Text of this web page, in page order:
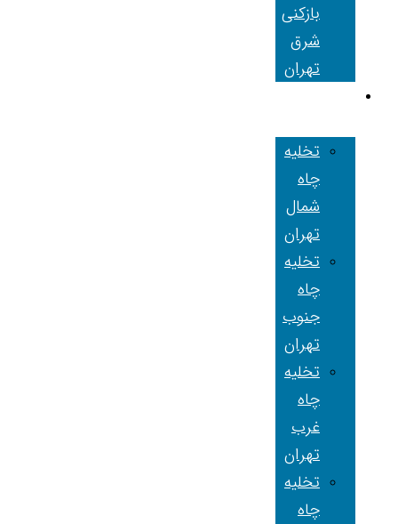
بازکنی
شرق
تهران
تخلیه
چاه
شمال
تهران
تخلیه
چاه
جنوب
تهران
تخلیه
چاه
غرب
تهران
تخلیه
چاه